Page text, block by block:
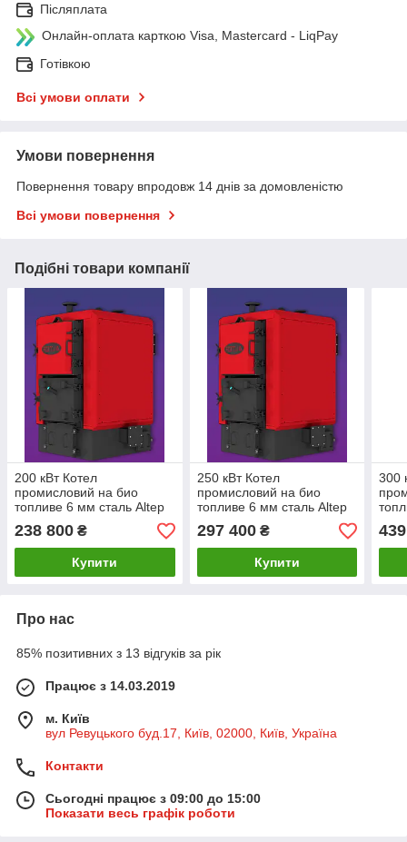
Післяплата
Онлайн-оплата карткою Visa, Mastercard - LiqPay
Готівкою
Всі умови оплати
Умови повернення
Повернення товару впродовж 14 днів за домовленістю
Всі умови повернення
Подібні товари компанії
200 кВт Котел
промисловий на био
топливе 6 мм сталь Altep
Bio Uni
238 800 ₴
Купити
250 кВт Котел
промисловий на био
топливе 6 мм сталь Altep
Bio Uni
297 400₴
Купити
300
Bio
Про нас
85% позитивних з 13 відгуків за рік
Працює з 14.03.2019
м. Київ
вул Ревуцького буд.17, Київ, 02000, Київ, Україна
Контакти
Сьогодні працює з 09:00 до 15:00
Показати весь графік роботи